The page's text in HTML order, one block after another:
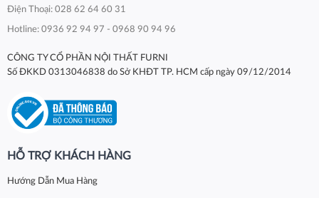
Điện Thoại: 028 62 64 60 31
Hotline: 0936 92 94 97 - 0968 90 94 96
CÔNG TY CỔ PHẦN NỘI THẤT FURNI
Số ĐKKD 0313046838 do Sở KHĐT TP. HCM cấp ngày 09/12/2014
HỖ TRỢ KHÁCH HÀNG
Hướng Dẫn Mua Hàng